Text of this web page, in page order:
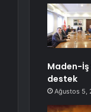
Maden-İş
destek
Ağustos 5,